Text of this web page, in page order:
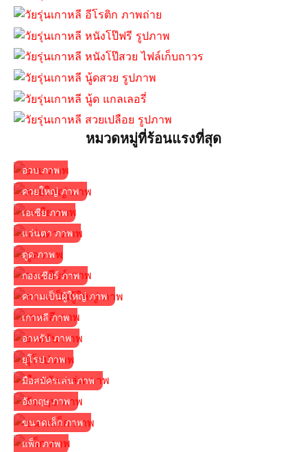
หมวดหมู่ที่ร้อนแรงที่สุด
อวบ ภาพ
ควยใหญ่ ภาพ
เอเชีย ภาพ
แว่นตา ภาพ
ตูด ภาพ
กองเชียร์ ภาพ
ความเป็นผู้ใหญ่ ภาพ
เกาหลี ภาพ
อาหรับ ภาพ
ยุโรป ภาพ
มือสมัครเล่น ภาพ
อังกฤษ ภาพ
ขนาดเล็ก ภาพ
แพ็ก ภาพ